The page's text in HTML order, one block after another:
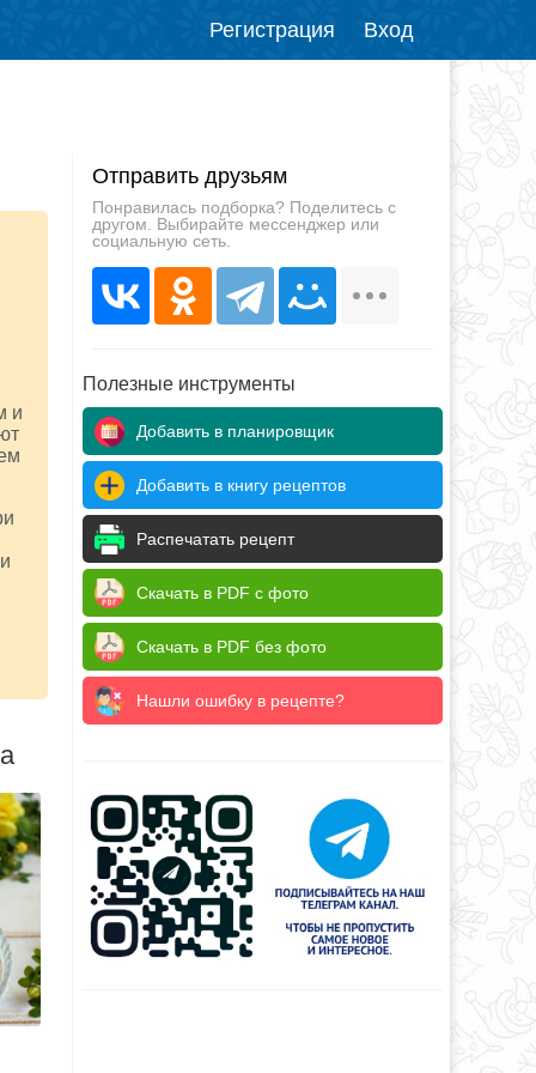
Регистрация Вход
и
Отправить друзьям
Понравилась подборка? Поделитесь с
другом. Выбирайте мессенджер или
социальную сеть.
Полезные инструменты
Добавить в планировщик
Добавить в книгу рецептов
Распечатать рецепт
Скачать в PDF с фото
Скачать в PDF без фото
Нашли ошибку в рецепте?